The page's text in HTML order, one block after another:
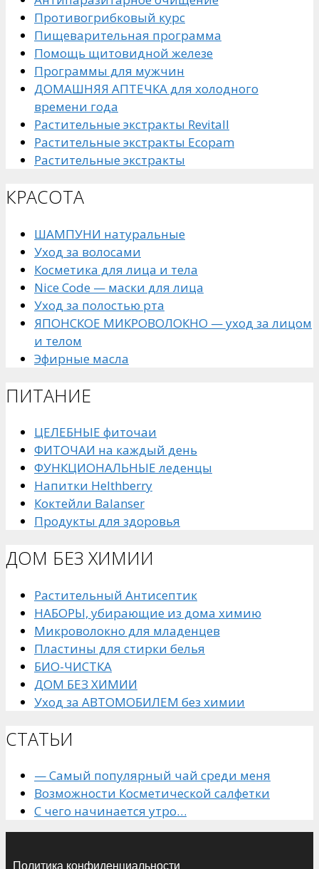
Противогрибковый курс
Пищеварительная программа
Помощь щитовидной железе
Программы для мужчин
ДОМАШНЯЯ АПТЕЧКА для холодного
времени года
Растительные экстракты Revitall
Растительные экстракты Ecopam
Растительные экстракты
КРАСОТА
ШАМПУНИ натуральные
Уход за волосами
Косметика для лица и тела
Nice Code — маски для лица
Уход за полостью рта
ЯПОНСКОЕ МИКРОВОЛОКНО — уход за лицом
и телом
Эфирные масла
ПИТАНИЕ
ЦЕЛЕБНЫЕ фиточаи
ФИТОЧАИ на каждый день
ФУНКЦИОНАЛЬНЫЕ леденцы
Напитки Helthberry
Коктейли Balanser
Продукты для здоровья
ДОМ БЕЗ ХИМИИ
Растительный Антисептик
НАБОРЫ, убирающие из дома химию
Микроволокно для младенцев
Пластины для стирки белья
БИО-ЧИСТКА
ДОМ БЕЗ ХИМИИ
Уход за АВТОМОБИЛЕМ без химии
СТАТЬИ
— Самый популярный чай среди меня
Возможности Косметической салфетки
С чего начинается утро…
Политика конфиденциальности